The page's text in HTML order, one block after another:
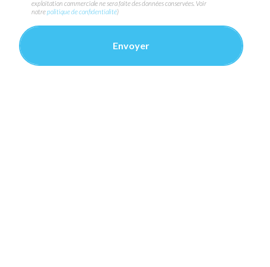
exploitation commerciale ne sera faite des données conservées. Voir
notrepolitique de confidentialité)